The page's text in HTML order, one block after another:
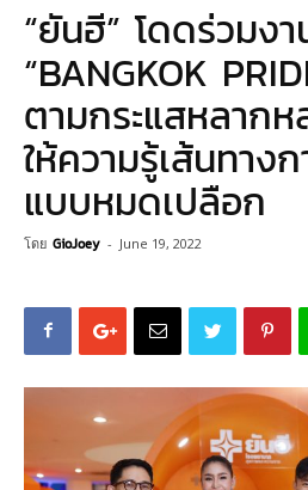
“ยันฮี” โดดร่วมง
“BANGKOK
ตามกระแสหลาก
ให้ความรู้เส้นทาง
แบบหมดเปลือก
โดย GioJoey - June 19, 2022